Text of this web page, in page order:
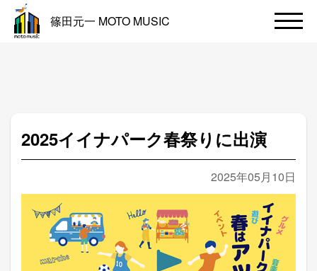
篠田元一 MOTO MUSIC
2025イイナパーク春祭りに出演
2025年05月10日